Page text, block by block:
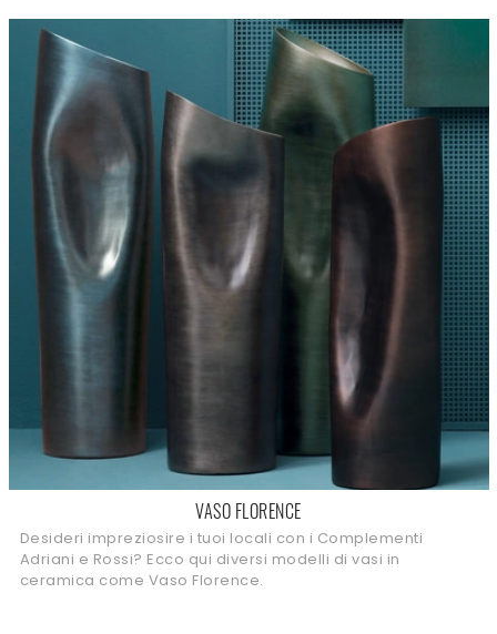
VASO FLORENCE
Desideri impreziosire i tuoi locali con i Complementi
Adriani e Rossi? Ecco qui diversi modelli di vasi in
ceramica come Vaso Florence.